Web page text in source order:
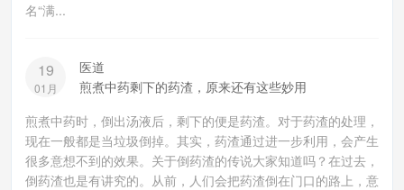
名“满...
19
01月
医道
煎煮中药剩下的药渣，原来还有这些妙用
煎煮中药时，倒出汤液后，剩下的便是药渣。对于药渣的处理，
现在一般都是当垃圾倒掉。其实，药渣通过进一步利用，会产生
很多意想不到的效果。关于倒药渣的传说大家知道吗？在过去，
倒药渣也是有讲究的。从前，人们会把药渣倒在门口的路上，意